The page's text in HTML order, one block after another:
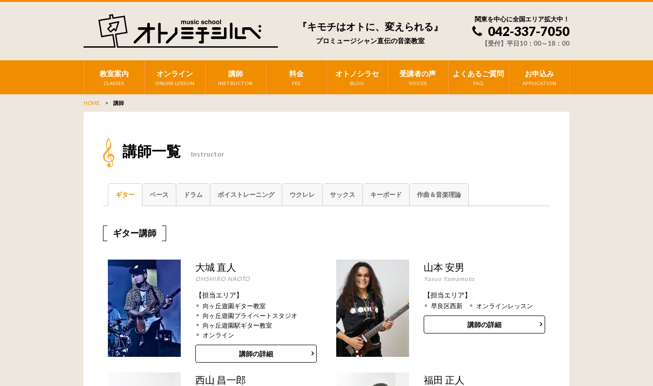
『キモチはオトに、変えられる』
プロミュージシャン直伝の音楽教室
関東を中心に全国エリア拡大中！
042-337-7050
【受付】平日10：00～18：00
教室案内
CLASSES
オンライン
ONLINE LESSON
講師
INSTRUCTOR
料金
FEE
オトノシラセ
BLOG
受講者の声
VOICES
よくあるご質問
FAQ
お申込み
APPLICATION
HOME > 講師
講師一覧 Instructor
ギター ベース ドラム ボイストレーニング ウクレレ サックス キーボード 作曲＆音楽理論
ギター講師
大城 直人
OHSHIRO NAOTO
【担当エリア】
向ヶ丘遊園ギター教室
向ヶ丘遊園プライベートスタジオ
向ヶ丘遊園駅ギター教室
オンライン
講師の詳細
山本 安男
Yasuo Yamamoto
【担当エリア】
早良区西新 オンラインレッスン
講師の詳細
西山 昌一郎 福田 正人